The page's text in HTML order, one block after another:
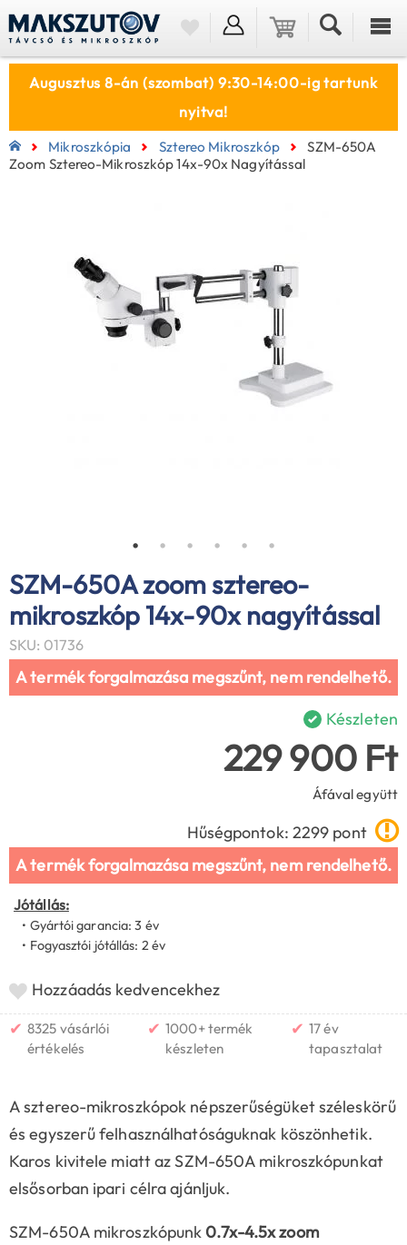
Augusztus 8-án (szombat) 9:30-14:00-ig tartunk
nyitva!
Mikroszkópia Sztereo Mikroszkóp
SZM-650A
Zoom Sztereo-Mikroszkóp 14x-90x Nagyítással
SZM-650A zoom sztereo-
mikroszkóp 14x-90x nagyítással
SKU: 01736
A termék forgalmazása megszűnt, nem rendelhető.
Készleten
229 900 Ft
Áfával együtt
Hűségpontok: 2299 pont
A termék forgalmazása megszűnt, nem rendelhető.
Jótállás:
• Gyártói garancia: 3 év
• Fogyasztói jótállás: 2 év
Hozzáadás kedvencekhez
✔ 8325 vásárlói
értékelés
✔ 1000+ termék
készleten
✔ 17 év
tapasztalat
A sztereo-mikroszkópok népszerűségüket széleskörű
és egyszerű felhasználhatóságuknak köszönhetik.
Karos kivitele miatt az SZM-650A mikroszkópunkat
elsősorban ipari célra ajánljuk.
SZM-650A mikroszkópunk0.7x-4.5x zoom